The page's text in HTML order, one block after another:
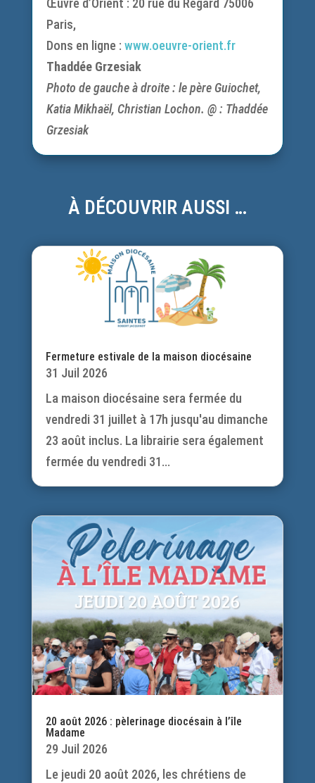
Œuvre d’Orient : 20 rue du Regard 75006
Paris,
Dons en ligne : www.oeuvre-orient.fr
Thaddée Grzesiak
Photo de gauche à droite : le père Guiochet,
Katia Mikhaël, Christian Lochon. @ : Thaddée
Grzesiak
À DÉCOUVRIR AUSSI …
Fermeture estivale de la maison diocésaine
31 Juil 2026
La maison diocésaine sera fermée du
vendredi 31 juillet à 17h jusqu'au dimanche
23 août inclus. La librairie sera également
fermée du vendredi 31...
20 août 2026 : pèlerinage diocésain à l’île
Madame
29 Juil 2026
Le jeudi 20 août 2026, les chrétiens de